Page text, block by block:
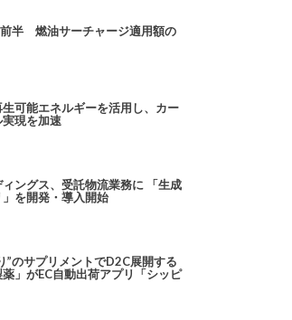
半 燃油サーチャージ適用額の
可能エネルギーを活用し、カー
現を加速
ングス、受託物流業務に 「生成
を開発・導入開始
”のサプリメントでD2C展開する
薬」がEC自動出荷アプリ「シッピ